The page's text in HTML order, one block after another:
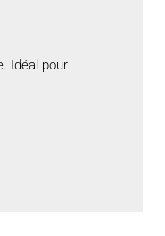
Idéal pour